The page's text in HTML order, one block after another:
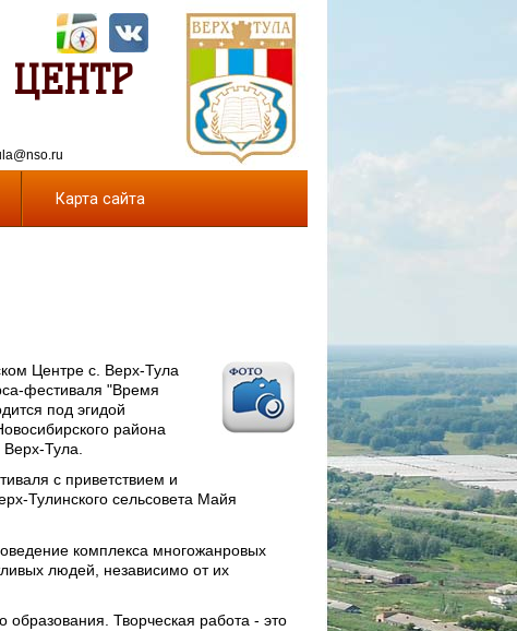
ЦЕНТР
Карта сайта
Центре с. Верх-Тула
фестиваля "Время
под эгидой
района
Тула.
с приветствием и
Тулинского сельсовета Майя
комплекса многожанровых
людей, независимо от их
образования. Творческая работа - это